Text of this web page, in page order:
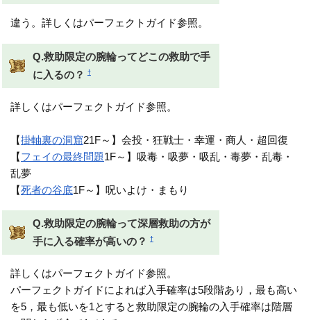
違う。詳しくはパーフェクトガイド参照。
Q.救助限定の腕輪ってどこの救助で手
に入るの？
†
詳しくはパーフェクトガイド参照。
【掛軸裏の洞窟21F～】会投・狂戦士・幸運・商人・超回復
【フェイの最終問題1F～】吸毒・吸夢・吸乱・毒夢・乱毒・
乱夢
【死者の谷底1F～】呪いよけ・まもり
Q.救助限定の腕輪って深層救助の方が
手に入る確率が高いの？
†
詳しくはパーフェクトガイド参照。
パーフェクトガイドによれば入手確率は5段階あり，最も高い
を5，最も低いを1とすると救助限定の腕輪の入手確率は階層